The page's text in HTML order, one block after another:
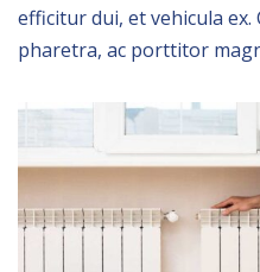
efficitur dui, et vehicula
pharetra, ac porttitor